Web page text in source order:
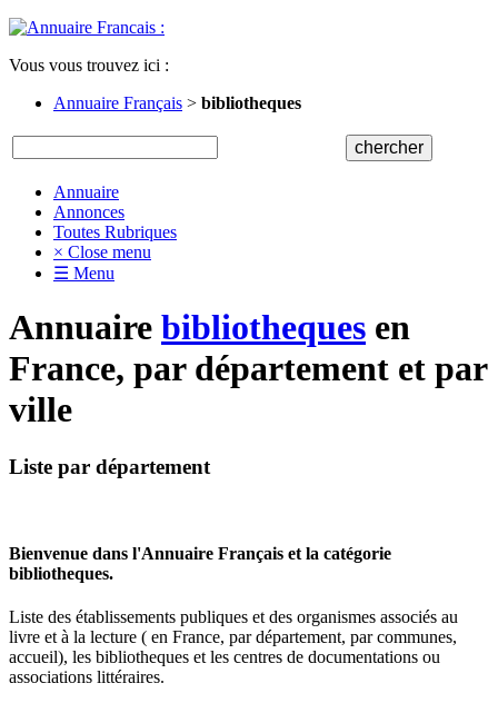
Vous vous trouvez ici :
Annuaire Français > bibliotheques
Annuaire
Annonces
Toutes Rubriques
× Close menu
☰ Menu
Annuaire bibliotheques en
France, par département et par
ville
Liste par département
Bienvenue dans l'Annuaire Français et la catégorie
bibliotheques.
Liste des établissements publiques et des organismes associés au
livre et à la lecture ( en France, par département, par communes,
accueil), les bibliotheques et les centres de documentations ou
associations littéraires.